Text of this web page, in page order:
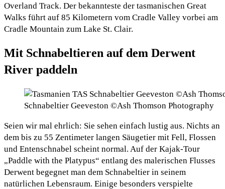
Overland Track. Der bekannteste der tasmanischen Great
Walks führt auf 85 Kilometern vom Cradle Valley vorbei am
Cradle Mountain zum Lake St. Clair.
Mit Schnabeltieren auf dem Derwent
River paddeln
Schnabeltier Geeveston ©Ash Thomson Photography
Seien wir mal ehrlich: Sie sehen einfach lustig aus. Nichts an
dem bis zu 55 Zentimeter langen Säugetier mit Fell, Flossen
und Entenschnabel scheint normal. Auf der Kajak-Tour
„Paddle with the Platypus“ entlang des malerischen Flusses
Derwent begegnet man dem Schnabeltier in seinem
natürlichen Lebensraum. Einige besonders verspielte